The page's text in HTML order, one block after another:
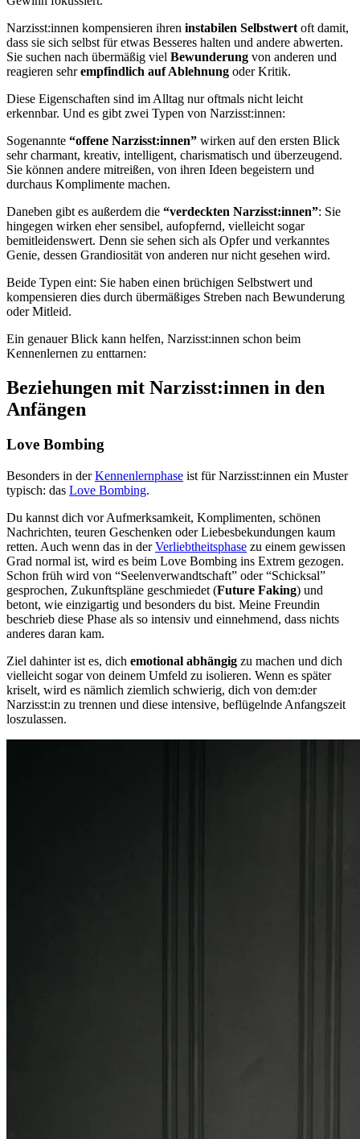
Narzisst:innen kompensieren ihren instabilen Selbstwert oft damit,
dass sie sich selbst für etwas Besseres halten und andere abwerten.
Sie suchen nach übermäßig viel Bewunderung von anderen und
reagieren sehrempfindlich auf Ablehnung oder Kritik.
Diese Eigenschaften sind im Alltag nur oftmals nicht leicht
erkennbar. Und es gibt zwei Typen von Narzisst:innen:
Sogenannte “offene Narzisst:innen” wirken auf den ersten Blick
sehr charmant, kreativ, intelligent, charismatisch und überzeugend.
Sie können andere mitreißen, von ihren Ideen begeistern und
durchaus Komplimente machen.
Daneben gibt es außerdem die “verdeckten Narzisst:innen”: Sie
hingegen wirken eher sensibel, aufopfernd, vielleicht sogar
bemitleidenswert. Denn sie sehen sich als Opfer und verkanntes
Genie, dessen Grandiosität von anderen nur nicht gesehen wird.
Beide Typen eint: Sie haben einen brüchigen Selbstwert und
kompensieren dies durch übermäßiges Streben nach Bewunderung
oder Mitleid.
Ein genauer Blick kann helfen, Narzisst:innen schon beim
Kennenlernen zu enttarnen:
Beziehungen mit Narzisst:innen in den
Anfängen
Love Bombing
Besonders in derKennenlernphase ist für Narzisst:innen ein Muster
typisch: das Love Bombing.
Du kannst dich vor Aufmerksamkeit, Komplimenten, schönen
Nachrichten, teuren Geschenken oder Liebesbekundungen kaum
retten. Auch wenn das in derVerliebtheitsphase zu einem gewissen
Grad normal ist, wird es beim Love Bombing ins Extrem gezogen.
Schon früh wird von “Seelenverwandtschaft” oder “Schicksal”
gesprochen, Zukunftspläne geschmiedet (Future Faking) und
betont, wie einzigartig und besonders du bist. Meine Freundin
beschrieb diese Phase als so intensiv und einnehmend, dass nichts
anderes daran kam.
Ziel dahinter ist es, dich emotional abhängig zu machen und dich
vielleicht sogar von deinem Umfeld zu isolieren. Wenn es später
kriselt, wird es nämlich ziemlich schwierig, dich von dem:der
Narzisst:in zu trennen und diese intensive, beflügelnde Anfangszeit
loszulassen.